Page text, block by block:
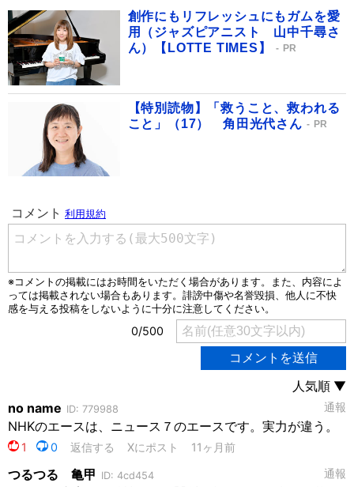
創作にもリフレッシュにもガムを愛
用（ジャズピアニスト 山中千尋さ
ん）【LOTTE TIMES】
PR
【特別読物】「救うこと、救われる
こと」（17） 角田光代さん
PR